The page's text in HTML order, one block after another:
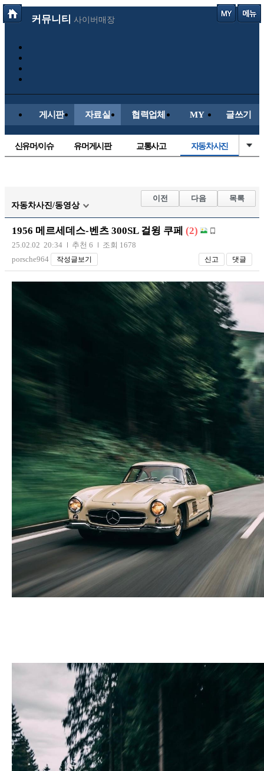
커뮤니티 사이버매장
게시판 자료실 협력업체 MY 글쓰기
신유머/이슈 유머게시판 교통사고 자동차사진
자유사진 군사/무기
트럭/버스 항공/해운/철도
장착시공사진
자동차사진/동영상
이전 다음 목록
1956 메르세데스-벤츠 300SL 걸윙 쿠페 (2)
25.02.02 20:34 추천 6
조회 1678
porsche964
작성글보기 신고 댓글